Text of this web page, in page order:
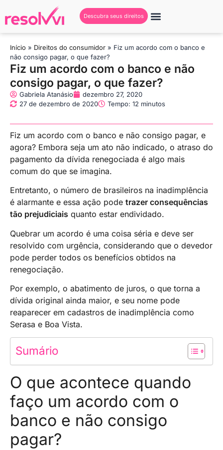
Descubra seus direitos
Início » Direitos do consumidor » Fiz um acordo com o banco e
não consigo pagar, o que fazer?
Fiz um acordo com o banco e não
consigo pagar, o que fazer?
Gabriela Atanásio
dezembro 27, 2020
27 de dezembro de 2020
Tempo: 12 minutos
Fiz um acordo com o banco e não consigo pagar, e
agora? Embora seja um ato não indicado, o atraso do
pagamento da dívida renegociada é algo mais
comum do que se imagina.
Entretanto, o número de brasileiros na inadimplência
é alarmante e essa ação pode trazer consequências
tão prejudiciais quanto estar endividado.
Quebrar um acordo é uma coisa séria e deve ser
resolvido com urgência, considerando que o devedor
pode perder todos os benefícios obtidos na
renegociação.
Por exemplo, o abatimento de juros, o que torna a
dívida original ainda maior, e seu nome pode
reaparecer em cadastros de inadimplência como
Serasa e Boa Vista.
Sumário
O que acontece quando
faço um acordo com o
banco e não consigo
pagar?